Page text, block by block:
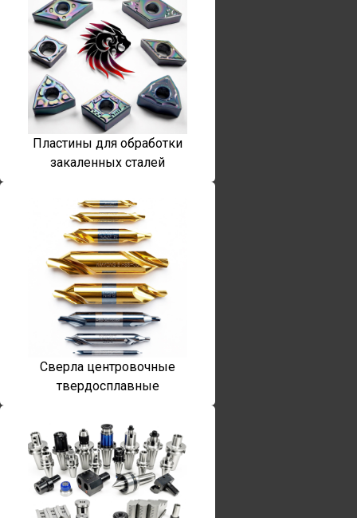
Пластины для обработки
закаленных сталей
Сверла центровочные
твердосплавные